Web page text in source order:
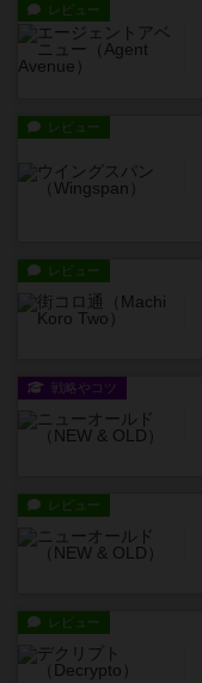
レビュー
レビュー
レビュー
戦略やコツ
レビュー
レビュー